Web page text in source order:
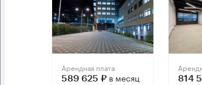
Арендная плата
589 625 ₽ в месяц 814